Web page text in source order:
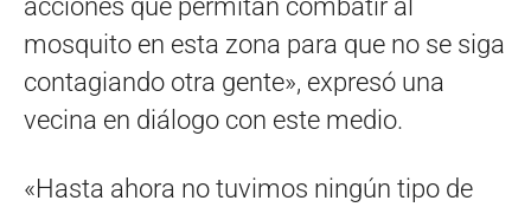
acciones que permitan combatir al
mosquito en esta zona para que no se siga
contagiando otra gente», expresó una
vecina en diálogo con este medio.
«Hasta ahora no tuvimos ningún tipo de